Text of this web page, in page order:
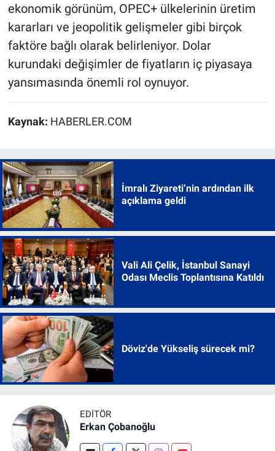
ekonomik görünüm, OPEC+ ülkelerinin üretim
kararları ve jeopolitik gelişmeler gibi birçok
faktöre bağlı olarak belirleniyor. Dolar
kurundaki değişimler de fiyatların iç piyasaya
yansımasında önemli rol oynuyor.
Kaynak: HABERLER.COM
İmralı Ziyareti’nin ardından ilk
açıklama geldi
Vali Ali Çelik, İstanbul Sanayi
Odası Meclis Toplantısına Katıldı
Döviz'de Yükseliş sürecek mi?
EDITÖR
Erkan Çobanoğlu